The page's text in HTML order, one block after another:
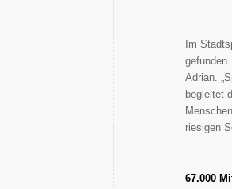
Im
Adrian.
begleitet
riesigen
67.000